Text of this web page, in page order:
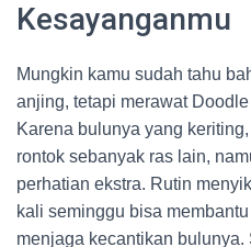
Kesayanganmu
Mungkin kamu sudah tahu
anjing, tetapi merawat
Karena bulunya yang
rontok sebanyak ras lain,
perhatian ekstra. Rutin
kali seminggu bisa
menjaga kecantikan